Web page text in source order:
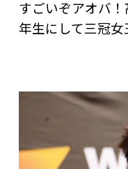
すごいぞアオバ
年生にして三冠女